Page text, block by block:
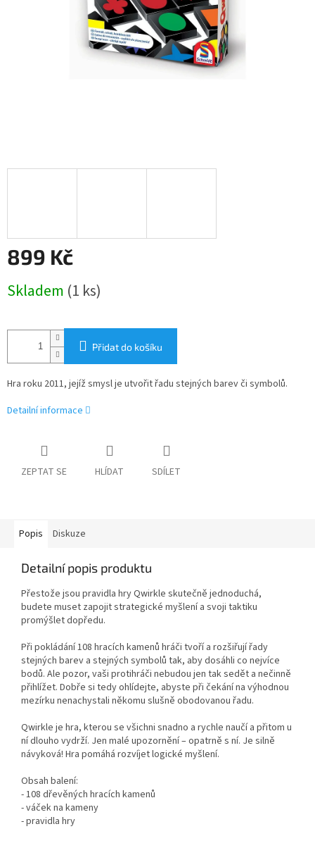
899 Kč
cena:
Skladem (1 ks)
Přidat do košíku
Hra roku 2011, jejíž smysl je utvořit řadu stejných barev či symbolů.
Detailní informace
ZEPTAT SE HLÍDAT SDÍLET
Popis Diskuze
Detailní popis produktu
Přestože jsou pravidla hry Qwirkle skutečně jednoduchá,
budete muset zapojit strategické myšlení a svoji taktiku
promýšlet dopředu.
Při pokládání 108 hracích kamenů hráči tvoří a rozšiřují řady
stejných barev a stejných symbolů tak, aby dosáhli co nejvíce
bodů. Ale pozor, vaši protihráči nebudou jen tak sedět a nečinně
přihlížet. Dobře si tedy ohlídejte, abyste při čekání na výhodnou
mezírku nenachystali někomu slušně obodovanou řadu.
Qwirkle je hra, kterou se všichni snadno a rychle naučí a přitom u
ní dlouho vydrží. Jen malé upozornění – opatrně s ní. Je silně
návyková! Hra pomáhá rozvíjet logické myšlení.
Obsah balení:
- 108 dřevěných hracích kamenů
- váček na kameny
- pravidla hry